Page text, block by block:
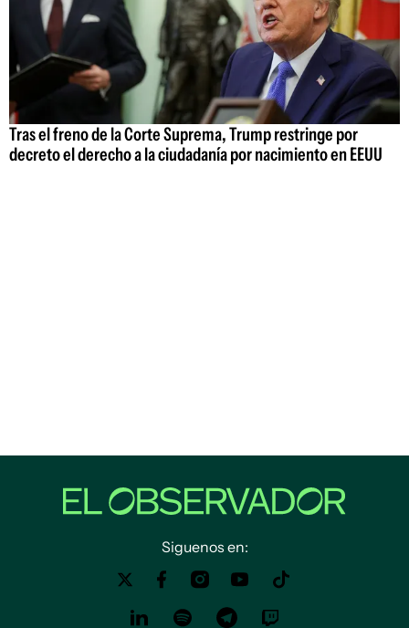
Tras el freno de la Corte Suprema, Trump restringe por
decreto el derecho a la ciudadanía por nacimiento en EEUU
Siguenos en: